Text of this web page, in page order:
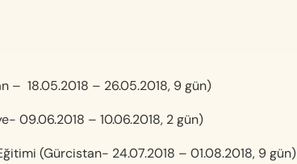
18.05.2018 – 26.05.2018, 9 gün)
09.06.2018 – 10.06.2018, 2 gün)
(Gürcistan- 24.07.2018 – 01.08.2018, 9 gün)